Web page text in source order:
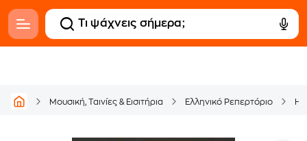
Μουσική, Ταινίες & Εισιτήρια Ελληνικό Ρεπερτόριο